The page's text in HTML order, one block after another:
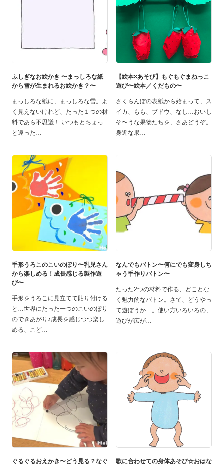
ふしぎなお絵かき 〜まっしろな紙
から雪が生まれるお絵かき？〜
まっしろな紙に、まっしろな雪。よ
く見えないけれど、たった１つの材
料であら不思議！ いつもとちょっ
と違った
【絵本×あそび】もぐもぐまねっこ
遊び〜絵本／くだもの〜
さくらんぼの表紙から始まって、ス
イカ、もも、ブドウ、なし…おいし
そ〜うな果物たちを、さあどうぞ。
身近な果
手形うろこのこいのぼり〜乳児さん
から楽しめる！成長感じる製作遊
び〜
手形をうろこに見立てて貼り付ける
と…世界にたった一つのこいのぼり
のできあがり♪成長を感じつつ楽し
める、こど
なんでもバトン〜何にでも変身しち
ゃう手作りバトン〜
たった2つの材料で作る、どことな
く魅力的なバトン。さて、どうやっ
て遊ぼうか…。使い方いろいろの、
遊びが広が
ぐるぐるおえかき〜どう見る？なぐ 歌に合わせての身体あそび☆おはな